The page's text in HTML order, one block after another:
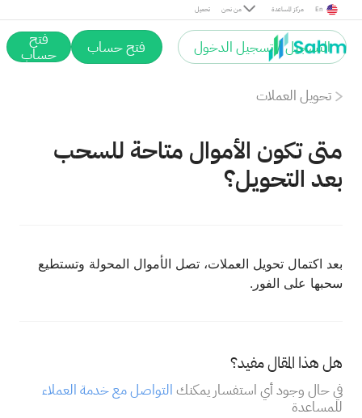
تحميل من نحن مركز المساعدة En
التسجيل / تسجيل الدخول فتح حساب فتح
حساب
تحويل العملات
متى تكون الأموال متاحة للسحب
بعد التحويل؟
بعد اكتمال تحويل العملات، تصل الأموال المحولة وتستطيع
سحبها على الفور.
هل هذا المقال مفيد؟
في حال وجود أي استفسار يمكنك التواصل مع خدمة العملاء
للمساعدة